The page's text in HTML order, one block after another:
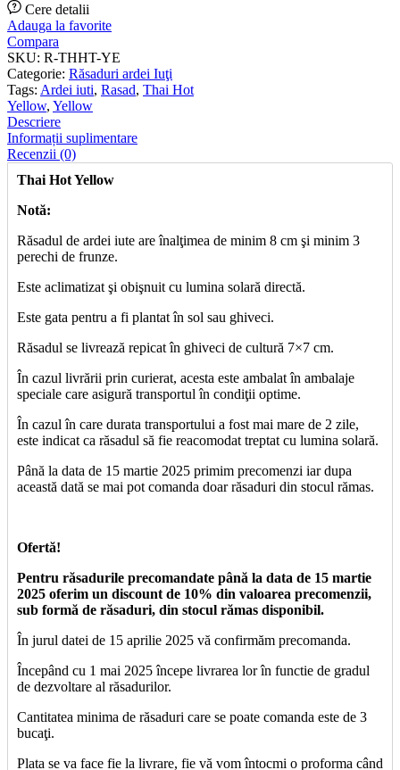
Cere detalii
Adauga la favorite
Compara
SKU: R-THHT-YE
Categorie: Răsaduri ardei Iuţi
Tags: Ardei iuti, Rasad, Thai Hot
Yellow, Yellow
Descriere
Informații suplimentare
Recenzii (0)
Thai Hot Yellow
Notă:
Răsadul de ardei iute are înalţimea de minim 8 cm şi minim 3
perechi de frunze.
Este aclimatizat şi obişnuit cu lumina solară directă.
Este gata pentru a fi plantat în sol sau ghiveci.
Răsadul se livrează repicat în ghiveci de cultură 7×7 cm.
În cazul livrării prin curierat, acesta este ambalat în ambalaje
speciale care asigură transportul în condiţii optime.
În cazul în care durata transportului a fost mai mare de 2 zile,
este indicat ca răsadul să fie reacomodat treptat cu lumina solară.
Până la data de 15 martie 2025 primim precomenzi iar dupa
această dată se mai pot comanda doar răsaduri din stocul rămas.
Ofertă!
Pentru răsadurile precomandate până la data de 15 martie
2025 oferim un discount de 10% din valoarea precomenzii,
sub formă de răsaduri, din stocul rămas disponibil.
În jurul datei de 15 aprilie 2025 vă confirmăm precomanda.
Începând cu 1 mai 2025 începe livrarea lor în functie de gradul
de dezvoltare al răsadurilor.
Cantitatea minima de răsaduri care se poate comanda este de 3
bucaţi.
Plata se va face fie la livrare, fie vă vom întocmi o proforma când